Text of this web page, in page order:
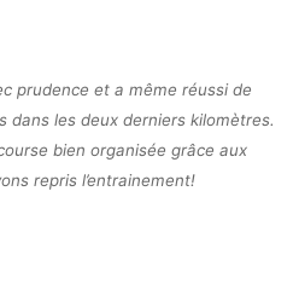
prudence et a même réussi de
dans les deux derniers kilomètres.
bien organisée grâce aux
repris l’entrainement!